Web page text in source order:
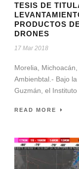
TESIS DE
PRODUCTOS
DRONES
17 Mar 2018
Morelia,
Ambienbtal.- Bajo
Guzmán, el Instituto
READ MORE